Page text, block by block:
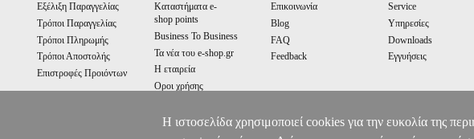
Εξέλιξη Παραγγελίας
Τρόποι Παραγγελίας
Τρόποι Πληρωμής
Τρόποι Αποστολής
Επιστροφές Προιόντων
Καταστήματα e-
shop points
Business To Business
Τα νέα του e-shop.gr
Η εταιρεία
Οροι χρήσης
Επικοινωνία
Blog
FAQ
Feedback
Service
Υπηρεσίες
Downloads
Εγγυήσεις
Η ιστοσελίδα χρησιμοποιεί cookies για την ευκολία της